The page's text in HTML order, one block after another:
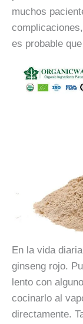
muchos
es probable
En la vida
ginseng rojo.
lento con
cocinarlo al
directamente.